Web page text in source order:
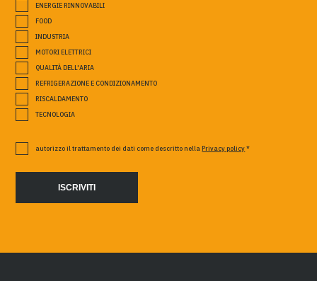
ENERGIE RINNOVABILI
FOOD
INDUSTRIA
MOTORI ELETTRICI
QUALITÀ DELL'ARIA
REFRIGERAZIONE E CONDIZIONAMENTO
RISCALDAMENTO
TECNOLOGIA
autorizzo il trattamento dei dati come descritto nella Privacy policy*